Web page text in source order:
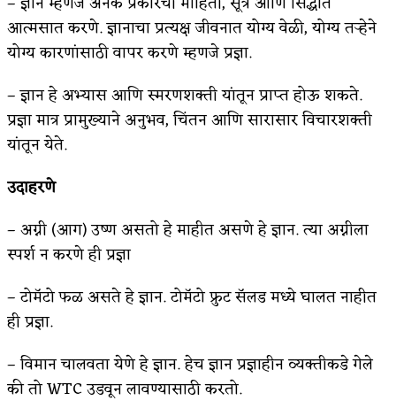
किती घोषणांचा पाऊस होता
कसं हुईन तं हू माय…
काळजाचे प्रेत
चमकदार चांदी
डेंग्यू: ताप उतरला म्हणजे धोका टळला असे नाही!
‘अर्थ’पूर्ण हास्य
अष्टपैलू : खंडू रांगणेकर
आत्मसात करणे. ज्ञानाचा प्रत्यक्ष जीवनात योग्य वेळी, योग्य तऱ्हेने
योग्य कारणांसाठी वापर करणे म्हणजे प्रज्ञा.
– ज्ञान हे अभ्यास आणि स्मरणशक्ती यांतून प्राप्त होऊ शकते.
प्रज्ञा मात्र प्रामुख्याने अनुभव, चिंतन आणि सारासार विचारशक्ती
यांतून येते.
उदाहरणे
– अग्नी (आग) उष्ण असतो हे माहीत असणे हे ज्ञान. त्या अग्नीला
स्पर्श न करणे ही प्रज्ञा
– टोमॅटो फळ असते हे ज्ञान. टोमॅटो फ्रुट सॅलड मध्ये घालत नाहीत
ही प्रज्ञा.
– विमान चालवता येणे हे ज्ञान. हेच ज्ञान प्रज्ञाहीन व्यक्तीकडे गेले
की तो WTC उडवून लावण्यासाठी करतो.